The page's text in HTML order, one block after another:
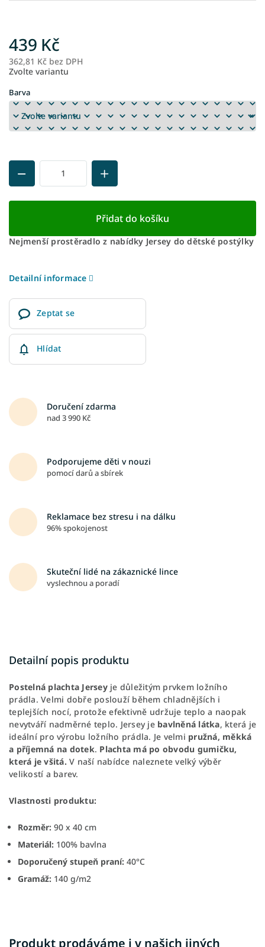
439 Kč
362,81 Kč bez DPH
Zvolte variantu
Barva
Přidat do košíku
Nejmenší prostěradlo z nabídky Jersey do dětské postýlky
Detailní informace
Zeptat se
Hlídat
Doručení zdarma
nad 3 990 Kč
Podporujeme děti v nouzi
pomocí darů a sbírek
Reklamace bez stresu i na dálku
96% spokojenost
Skuteční lidé na zákaznické lince
vyslechnou a poradí
Detailní popis produktu
Postelná plachta Jerseyje důležitým prvkem ložního
prádla. Velmi dobře poslouží během chladnějších i
teplejších nocí, protože efektivně udržuje teplo a naopak
nevytváří nadměrné teplo. Jersey je bavlněná látka, která je
ideální pro výrobu ložního prádla. Je velmi pružná, měkká
a příjemná na dotek. Plachta má po obvodu gumičku,
která je všitá. V naší nabídce naleznete velký výběr
velikostí a barev.
Vlastnosti produktu:
Rozměr: 90 x 40 cm
Materiál: 100% bavlna
Doporučený stupeň praní: 40°C
Gramáž: 140 g/m2
Produkt prodáváme i v našich jiných